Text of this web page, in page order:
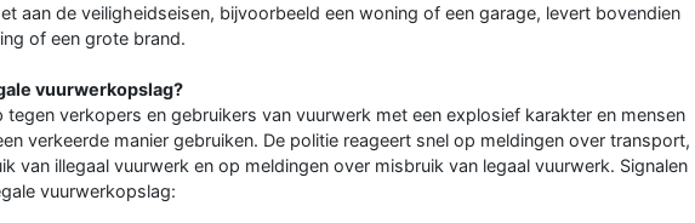
aan de veiligheidseisen, bijvoorbeeld een woning of een garage, levert bovendien
of een grote brand.
vuurwerkopslag?
verkopers en gebruikers van vuurwerk met een explosief karakter en mensen
verkeerde manier gebruiken. De politie reageert snel op meldingen over transport,
van illegaal vuurwerk en op meldingen over misbruik van legaal vuurwerk. Signalen
vuurwerkopslag: